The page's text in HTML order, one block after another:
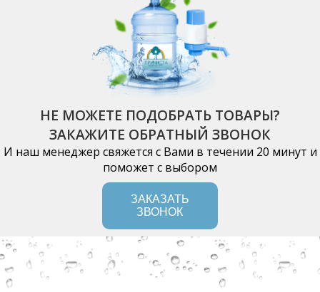
НЕ МОЖЕТЕ ПОДОБРАТЬ ТОВАРЫ?
ЗАКАЖИТЕ ОБРАТНЫЙ ЗВОНОК
И наш менеджер свяжется с Вами в течении 20 минут и
поможет с выбором
ЗАКАЗАТЬ
ЗВОНОК